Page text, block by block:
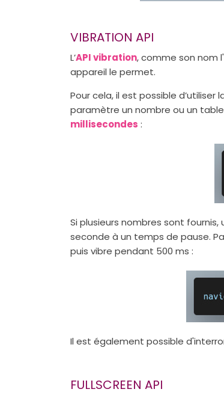
VIBRATION API
L’API vibration, comme son nom
appareil le permet.
Pour cela, il est possible d’utiliser
paramètre un nombre ou un
millisecondes :
Si plusieurs nombres sont
seconde à un temps de pause.
puis vibre pendant 500 ms :
Il est également possible
FULLSCREEN API